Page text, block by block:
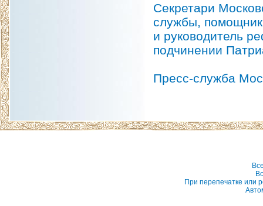
Секретари
службы, помощник
и руководитель
подчинении
Пресс-служба
При перепечатке или